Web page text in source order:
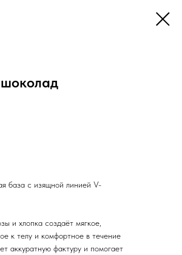
база с изящной линией V-
и хлопка создаёт мягкое,
к телу и комфортное в течение
аккуратную фактуру и помогает